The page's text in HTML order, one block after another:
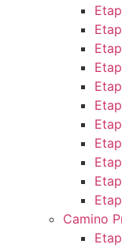
Camino